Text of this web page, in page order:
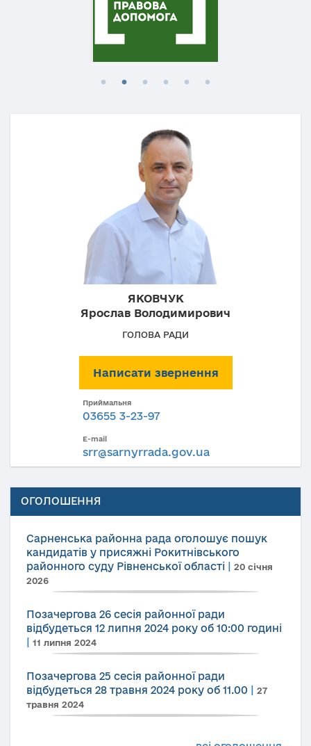
ЯКОВЧУК
Ярослав Володимирович
ГОЛОВА РАДИ
Написати звернення
Приймальня
03655 3-23-97
E-mail
srr@sarnyrrada.gov.ua
ОГОЛОШЕННЯ
Сарненська районна рада оголошує пошук
кандидатів у присяжні Рокитнівського
районного суду Рівненської області
20 січня
2026
Позачергова 26 сесія районної ради
відбудеться 12 липня 2024 року об 10:00 годині
11 липня 2024
Позачергова 25 сесія районної ради
відбудеться 28 травня 2024 року об 11.00
27
травня 2024